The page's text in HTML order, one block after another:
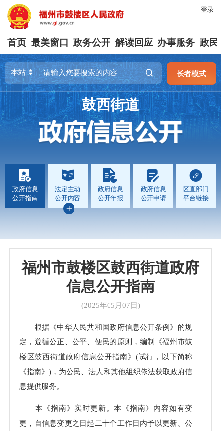
登录
首页 最美窗口 政务公开 解读回应 办事服务 政民
长者模式
鼓西街道
政府信息
公开指南
法定主动
公开内容
政府信息
公开年报
政府信息
公开申请
区直部门
平台链接
福州市鼓楼区鼓西街道政府
信息公开指南
(2025年05月07日)
根据《中华人民共和国政府信息公开条例》的规
定，遵循公正、公平、便民的原则，编制《福州市鼓
楼区鼓西街道政府信息公开指南》(试行，以下简称
《指南》)，为公民、法人和其他组织依法获取政府信
息提供服务。
本《指南》实时更新。本《指南》内容如有变
更，自信息变更之日起二十个工作日内予以更新。公